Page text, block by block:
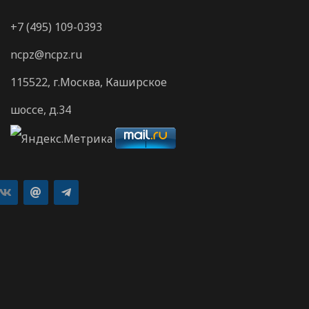
+7 (495) 109-0393
ncpz@ncpz.ru
115522, г.Москва, Каширское
шоссе, д.34